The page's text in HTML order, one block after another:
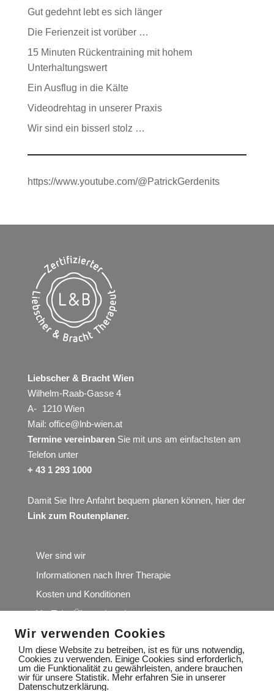
Gut gedehnt lebt es sich länger
Die Ferienzeit ist vorüber …
15 Minuten Rückentraining mit hohem
Unterhaltungswert
Ein Ausflug in die Kälte
Videodrehtag in unserer Praxis
Wir sind ein bisserl stolz …
https://www.youtube.com/@PatrickGerdenits
Liebscher & Bracht Wien
Wilhelm-Raab-Gasse 4
A- 1210 Wien
Mail: office@lnb-wien.at
Termine vereinbarenSie mit uns am einfachsten am
Telefon unter
+ 43 1 293 1000
Damit Sie Ihre Anfahrt bequem planen können, hier der
Link zum Routenplaner.
Wer sind wir
Informationen nach Ihrer Therapie
Kosten und Konditionen
YouTube Übungskanal
Wir würden uns über Ihre Google-Rezension sehr
freuen
Wir verwenden Cookies
Um diese Website zu betreiben, ist es für uns notwendig,
Cookies zu verwenden. Einige Cookies sind erforderlich,
um die Funktionalität zu gewährleisten, andere brauchen
wir für unsere Statistik. Mehr erfahren Sie in unserer
Datenschutzerklärung.